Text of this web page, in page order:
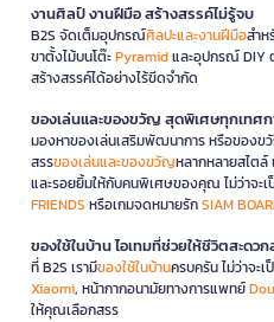
งานศิลป์ งานฝีมือ สร้างสรรค์ไม่รู้จบ
B2S จัดเต็มอุปกรณ์ศิลปะและงานฝีมือสำห
ขาตั้งไม้บนโต๊ะPyramidและอุปกรณ์ DIY
สร้างสรรค์ได้อย่างไร้ขีดจำกัด
ของเล่นและของขวัญ สุดพิเศษทุกเทศ
มองหาของเล่นเสริมพัฒนาการ หรือของข
สรรของเล่นและของขวัญหลากหลายสไตล์
และรอยยิ้มให้กับคนพิเศษของคุณ ไม่ว่าจะ
FRIENDS หรือเกมจดหมายรักSIAM
ของใช้ในบ้าน ไอเทมที่ช่วยให้ชีวิตสะดว
ที่ B2S เรามีของใช้ในบ้านครบครัน ไม่ว่าจะ
Xiaomi, หน้ากากอนามัยทางการแพทย์
ให้คุณเลือกสรร